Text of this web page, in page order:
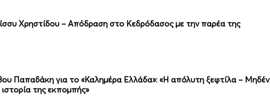
Χρηστίδου – Απόδραση στο Κεδρόδασος με την παρέα της
Παπαδάκη για το «Καλημέρα Ελλάδα»: «Η απόλυτη ξεφτίλα – Μηδέν
της εκπομπής»